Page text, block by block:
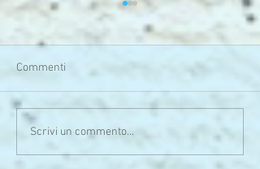
Serata calda sia di clima
che di pensieri
Commenti
Scrivi un commento...